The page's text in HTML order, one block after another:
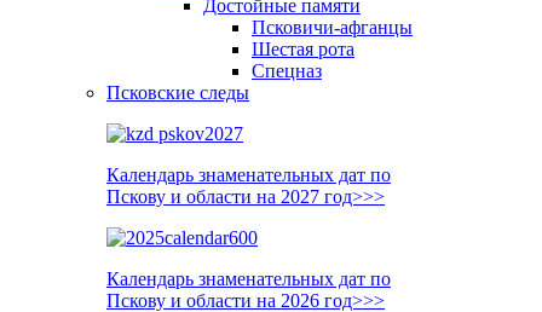
Достойные памяти
Псковичи-афганцы
Шестая рота
Спецназ
Псковские следы
Календарь знаменательных дат по
Пскову и области на 2027 год>>>
Календарь знаменательных дат по
Пскову и области на 2026 год>>>